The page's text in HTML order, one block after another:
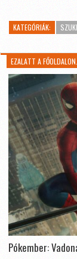
KATEGÓRIÁK:
EZALATT A FŐOLDALON…
Pókember: